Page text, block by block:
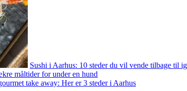
Sushi i Aarhus: 10 steder du vil vende tilbage til
måltider for under en hund
take away: Her er 3 steder i Aarhus